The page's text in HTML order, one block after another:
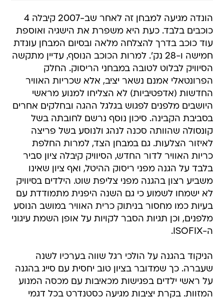
הונדה מגיעה למבחן זה לאחר שב-2007 קיבלה 4
כוכבים בלבד. כעת היא משפרת את הישגיה ואוספת
עוד כוכב בדרך להצלחה מלאה ובסיום המבחן עונדת
חמישה ו-28 נק'. למרות הכוכב הנוסף, עדיין מתקשה
הסיוויק לבלוט לטובה במבחני הריסוק. החלק
הפרונטאלי אמנם נשאר יציב, אלא שכריות האוויר
החדשות (אדפטיביות) לא הצליחו למנוע מראשי
היושבים מלפנים לפגוש בגלגל ההגה ובחלקים אחרים
בסביבת הקבינה. סיכון נוסף נרשם לחובתה בשל
קונסולה שהוותה סכנה לנהג ולנוסע בשל פריצה
לאיזור הצלעות. גם במבחן הצד, למרות החלפת
כריות האוויר לדור החדש, הסיוויק קיבלה ציון סביר
בלבד על הגנה מפני ריסוק ההיטל, ואף ציון שאינו
משביע רצון בהגנה מפני צליפת שוט. הילדים בסיוויק
לא ישמחו לשמוע כי גם השנה היפנית מתמודדת עם
בעיות כמו מחסור בניתוק כרית האוויר במושב הנוסע
מלפנים, וכן תגיות הסבר לקויות על אופן השמת עיגוני
ה-ISOFIX.
הניקוד בהגנה על הולכי רגל שווה בערכיו לשנה
שעברה. כך שמדובר בציון טוב יחסית עם סייג בהגנה
על ראשי ילדים בפגישות מכאיבות עם מכסה המנוע
המזוות. בקרת יציבות מגיעה כסטנדרט בכל דגמי